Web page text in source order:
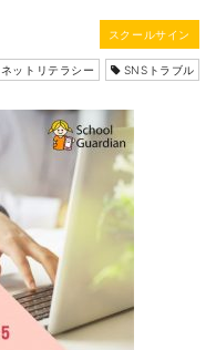
スクールサイン
ネットリテラシー SNSトラブル